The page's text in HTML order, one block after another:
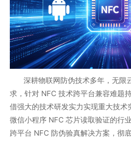
深耕物联网防伪技术多年，无限
求，针对 NFC 技术跨平台兼容难题
借强大的技术研发实力实现重大技术
微信小程序 NFC 芯片读取验证的行
跨平台 NFC 防伪验真解决方案，彻